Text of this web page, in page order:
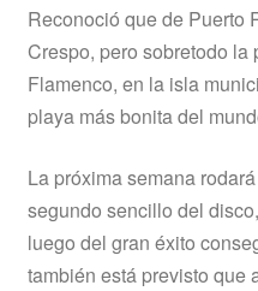
Reconoció que de Puerto
Crespo, pero sobretodo
Flamenco, en la isla
playa más bonita del
La próxima semana
segundo sencillo del
luego del gran éxito
también está previsto que